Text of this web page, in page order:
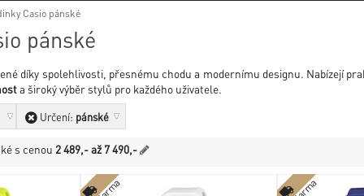
Casio pánské
pánské
díky spolehlivosti, přesnému chodu a modernímu designu. Nabízejí
a široký výběr stylů pro každého uživatele.
Určení: pánské
s cenou 2 489,- až 7 490,-